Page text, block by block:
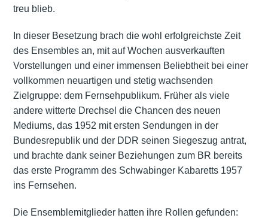
treu blieb.
In dieser Besetzung brach die wohl erfolgreichste Zeit
des Ensembles an, mit auf Wochen ausverkauften
Vorstellungen und einer immensen Beliebtheit bei einer
vollkommen neuartigen und stetig wachsenden
Zielgruppe: dem Fernsehpublikum. Früher als viele
andere witterte Drechsel die Chancen des neuen
Mediums, das 1952 mit ersten Sendungen in der
Bundesrepublik und der DDR seinen Siegeszug antrat,
und brachte dank seiner Beziehungen zum BR bereits
das erste Programm des Schwabinger Kabaretts 1957
ins Fernsehen.
Die Ensemblemitglieder hatten ihre Rollen gefunden: